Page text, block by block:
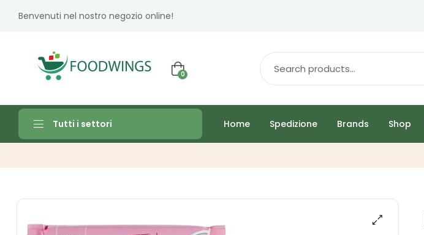
Benvenuti nel nostro negozio online!
0
Tutti i settori Home Spedizione Brands Shop